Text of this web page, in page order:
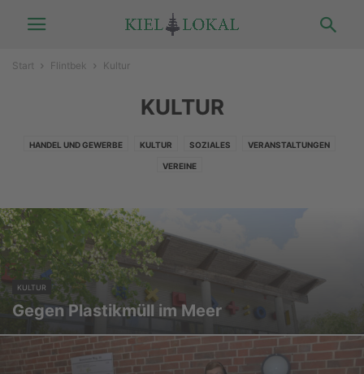
Start Flintbek Kultur
KULTUR
HANDEL UND GEWERBE KULTUR SOZIALES VERANSTALTUNGEN
VEREINE
KULTUR
Gegen Plastikmüll im Meer